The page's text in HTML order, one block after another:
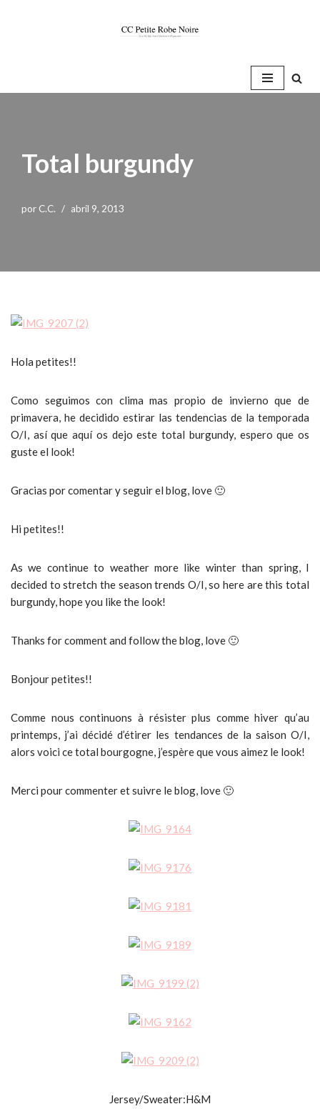
Total burgundy
por C.C. abril 9, 2013
Hola petites!!
Como seguimos con clima mas propio de invierno que de
primavera, he decidido estirar las tendencias de la temporada
O/I, así que aquí os dejo este total burgundy, espero que os
guste el look!
Gracias por comentar y seguir el blog, love 🙂
Hi petites!!
As we continue to weather more like winter than spring, I
decided to stretch the season trends O/I, so here are this total
burgundy, hope you like the look!
Thanks for comment and follow the blog, love 🙂
Bonjour petites!!
Comme nous continuons à résister plus comme hiver qu’au
printemps, j’ai décidé d’étirer les tendances de la saison O/I,
alors voici ce total bourgogne, j’espère que vous aimez le look!
Merci pour commenter et suivre le blog, love 🙂
Jersey/Sweater:H&M